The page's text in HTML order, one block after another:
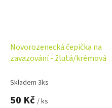
Novorozenecká čepička na
zavazování - žlutá/krémová
Skladem 3ks
50 Kč / ks